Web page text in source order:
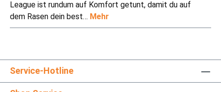
League ist rundum auf Komfort getunt, damit du auf
dem Rasen dein best… Mehr
Service-Hotline